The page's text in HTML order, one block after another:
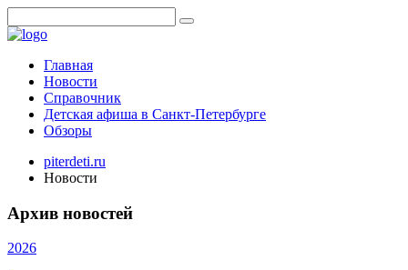
Главная
Новости
Справочник
Детская афиша в Санкт-Петербурге
Обзоры
piterdeti.ru
Новости
Архив новостей
2026